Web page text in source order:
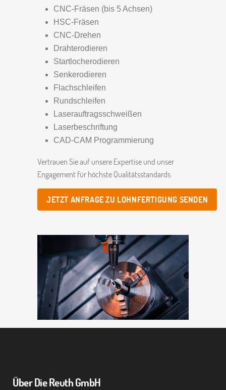
CNC-Fräsen (bis 5 Achsen)
HSC-Fräsen
CNC-Drehen
Drahterodieren
Startlocherodieren
Senkerodieren
Flachschleifen
Rundschleifen
Laserauftragsschweißen
Laserbeschriftung
CAD-CAM Programmierung
Vertrauen Sie auf unsere Expertise und unser
Engagement für höchste Qualitätsstandards.
JETZT ANFRAGE ZU LOHNFERTIGUNG SENDEN
Über Die Reuth GmbH